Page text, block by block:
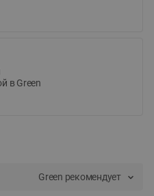
в Green
Green рекомендует